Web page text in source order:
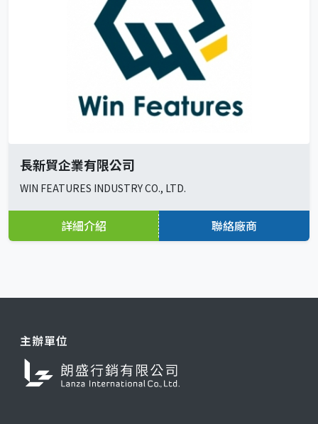
長新貿企業有限公司
WIN FEATURES INDUSTRY CO., LTD.
詳細介紹 聯絡廠商
主辦單位